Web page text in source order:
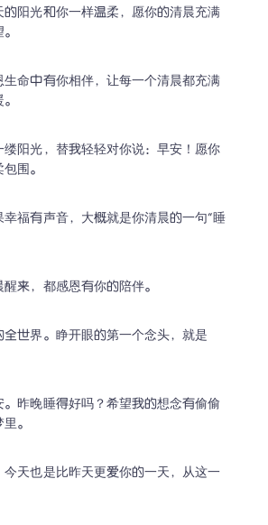
的阳光和你一样温柔，愿你的清晨充满
生命中有你相伴，让每一个清晨都充满
缕阳光，替我轻轻对你说：早安！愿你
围。
幸福有声音，大概就是你清晨的一句“睡
来，都感恩有你的陪伴。
全世界。睁开眼的第一个念头，就是
。昨晚睡得好吗？希望我的想念有偷偷
。
今天也是比昨天更爱你的一天，从这一